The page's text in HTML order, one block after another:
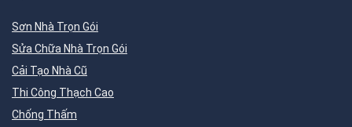
Sơn Nhà Trọn Gói
Sửa Chữa Nhà Trọn Gói
Cải Tạo Nhà Cũ
Thi Công Thạch Cao
Chống Thấm